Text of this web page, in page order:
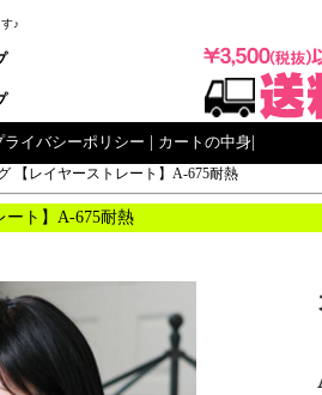
♪
ライバシーポリシー カートの中身|
【レイヤーストレート】A-675耐熱
ート】A-675耐熱